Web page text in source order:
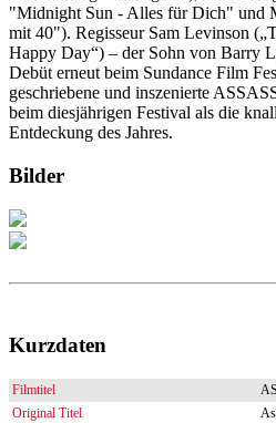
"Midnight Sun - Alles für Dich" und
mit 40"). Regisseur Sam Levinson
Happy Day“) – der Sohn von Barry
Debüt erneut beim Sundance Film
geschriebene und inszenierte
beim diesjährigen Festival als die
Entdeckung des Jahres.
Bilder
Kurzdaten
Filmtitel
Original Titel